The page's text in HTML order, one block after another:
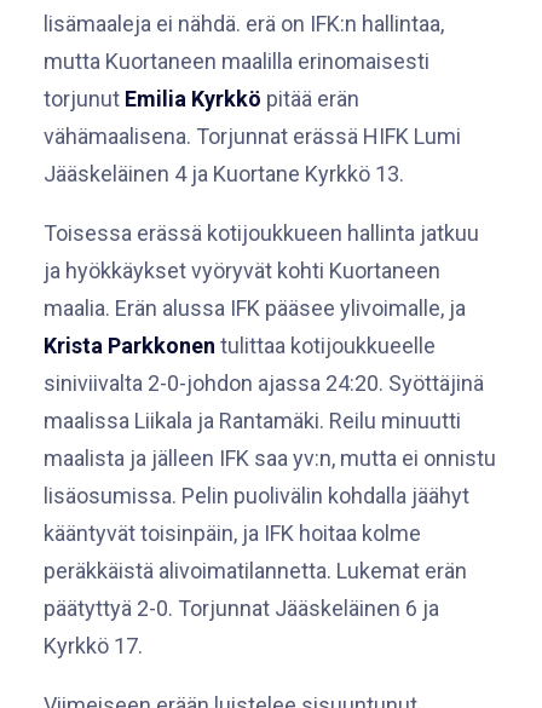
lisämaaleja ei nähdä. erä on IFK:n hallintaa,
mutta Kuortaneen maalilla erinomaisesti
torjunut Emilia Kyrkkö pitää erän
vähämaalisena. Torjunnat erässä HIFK Lumi
Jääskeläinen 4 ja Kuortane Kyrkkö 13.
Toisessa erässä kotijoukkueen hallinta jatkuu
ja hyökkäykset vyöryvät kohti Kuortaneen
maalia. Erän alussa IFK pääsee ylivoimalle, ja
Krista Parkkonen tulittaa kotijoukkueelle
siniviivalta 2-0-johdon ajassa 24:20. Syöttäjinä
maalissa Liikala ja Rantamäki. Reilu minuutti
maalista ja jälleen IFK saa yv:n, mutta ei onnistu
lisäosumissa. Pelin puolivälin kohdalla jäähyt
kääntyvät toisinpäin, ja IFK hoitaa kolme
peräkkäistä alivoimatilannetta. Lukemat erän
päätyttyä 2-0. Torjunnat Jääskeläinen 6 ja
Kyrkkö 17.